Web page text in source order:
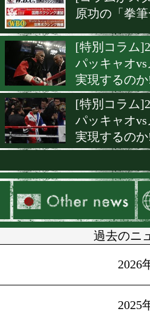
[原功コ
[コラム
原功の
[特別コ
実現す
[特別コ
パッキ
実現す